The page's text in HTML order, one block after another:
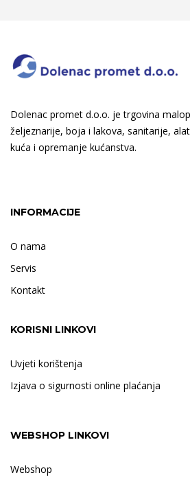
Dolenac promet d.o.o. je trgovina
željeznarije, boja i lakova, sanitarije,
kuća i opremanje kućanstva.
INFORMACIJE
O nama
Servis
Kontakt
KORISNI LINKOVI
Uvjeti korištenja
Izjava o sigurnosti online plaćanja
WEBSHOP LINKOVI
Webshop